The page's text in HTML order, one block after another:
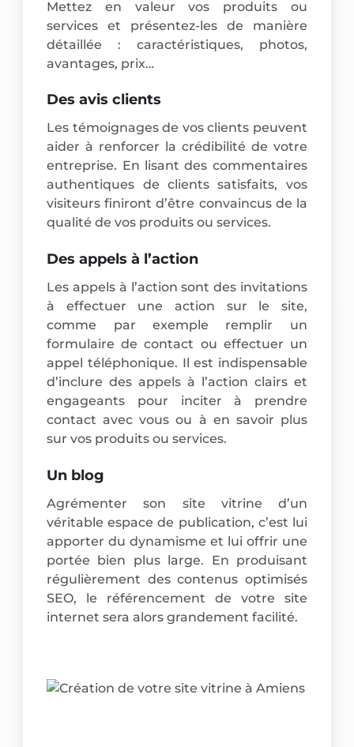
Mettez en valeur vos produits ou
services et présentez-les de manière
détaillée : caractéristiques, photos,
avantages, prix…
Des avis clients
Les témoignages de vos clients peuvent
aider à renforcer la crédibilité de votre
entreprise. En lisant des commentaires
authentiques de clients satisfaits, vos
visiteurs finiront d’être convaincus de la
qualité de vos produits ou services.
Des appels à l’action
Les appels à l’action sont des invitations
à effectuer une action sur le site,
comme par exemple remplir un
formulaire de contact ou effectuer un
appel téléphonique. Il est indispensable
d’inclure des appels à l’action clairs et
engageants pour inciter à prendre
contact avec vous ou à en savoir plus
sur vos produits ou services.
Un blog
Agrémenter son site vitrine d’un
véritable espace de publication, c’est lui
apporter du dynamisme et lui offrir une
portée bien plus large. En produisant
régulièrement des contenus optimisés
SEO, le référencement de votre site
internet sera alors grandement facilité.